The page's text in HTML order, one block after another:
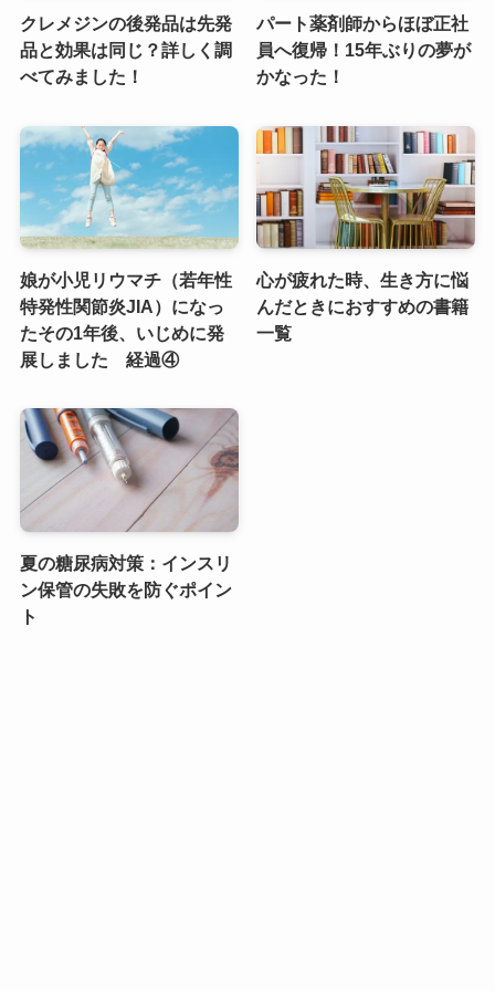
クレメジンの後発品は先発
品と効果は同じ？詳しく調
べてみました！
パート薬剤師からほぼ正社
員へ復帰！15年ぶりの夢が
かなった！
娘が小児リウマチ（若年性
特発性関節炎JIA）になっ
たその1年後、いじめに発
展しました 経過④
心が疲れた時、生き方に悩
んだときにおすすめの書籍
一覧
夏の糖尿病対策：インスリ
ン保管の失敗を防ぐポイン
ト